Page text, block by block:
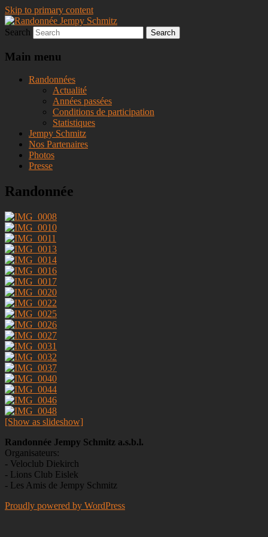
Skip to primary content
Randonnée Jempy Schmitz
Search
Main menu
Randonnées
Actualité
Années passées
Conditions de participation
Statistiques
Jempy Schmitz
Nos Partenaires
Photos
Presse
Randonnée
[Show as slideshow]
Randonnée Jempy Schmitz a.s.b.l.
Organisateurs:
- Veloclub Diekirch
- Lions Club Eislek
- Les Amis de Jempy Schmitz
Proudly powered by WordPress